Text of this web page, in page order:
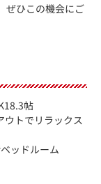
ぜひこの機会にご
帖
ウトでリラックス
ッドルーム